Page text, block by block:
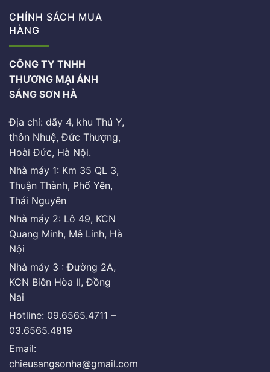
CHÍNH SÁCH MUA
HÀNG
CÔNG TY TNHH
THƯƠNG MẠI ÁNH
SÁNG SƠN HÀ
Địa chỉ: dãy 4, khu Thú Y,
thôn Nhuệ, Đức Thượng,
Hoài Đức, Hà Nội.
Nhà máy 1: Km 35 QL 3,
Thuận Thành, Phổ Yên,
Thái Nguyên
Nhà máy 2: Lô 49, KCN
Quang Minh, Mê Linh, Hà
Nội
Nhà máy 3 : Đường 2A,
KCN Biên Hòa II, Đồng
Nai
Hotline: 09.6565.4711 –
03.6565.4819
Email:
chieusangsonha@gmail.com